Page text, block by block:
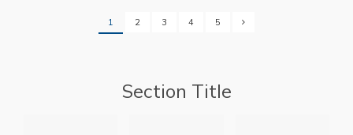
1 2 3 4 5
Section Title